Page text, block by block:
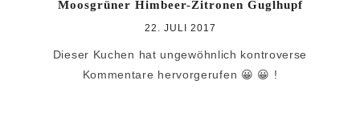
Moosgrüner Himbeer-Zitronen Guglhupf
22. JULI 2017
Dieser Kuchen hat ungewöhnlich kontroverse
Kommentare hervorgerufen 😀 😀 !